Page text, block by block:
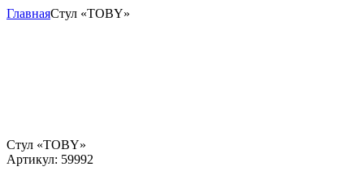
ГлавнаяСтул «TOBY»
Стул «TOBY»
Артикул: 59992